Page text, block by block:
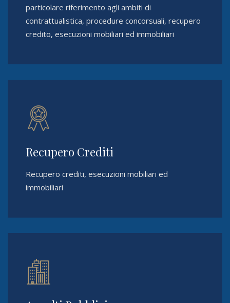
particolare riferimento agli ambiti di
contrattualistica, procedure concorsuali, recupero
credito, esecuzioni mobiliari ed immobiliari
Recupero Crediti
Recupero crediti, esecuzioni mobiliari ed
immobiliari